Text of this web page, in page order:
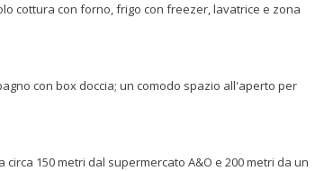
cottura con forno, frigo con freezer, lavatrice e zona
con box doccia; un comodo spazio all'aperto per
150 metri dal supermercato A&O e 200 metri da un